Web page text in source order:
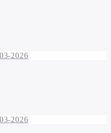
2026
2026